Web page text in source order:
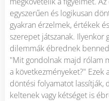
egyszerűen és logikusan
gyakran érzelmek, értékek
szerepet játszanak. Ilyenkor
dilemmák ébrednek
"Mit gondolnak majd rólam
a következményeket?" Ezek
döntési folyamatot lassítják,
keltenek vagy kétséget is